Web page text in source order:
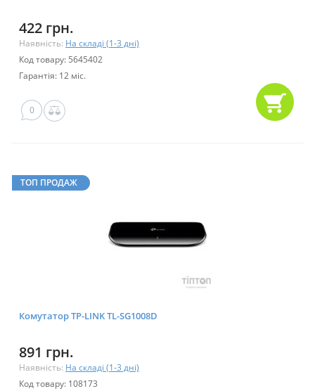
422 грн.
Наявність: На складі (1-3 дні)
Код товару: 5645402
Гарантія: 12 міс.
0
ТОП ПРОДАЖ
Комутатор TP-LINK TL-SG1008D
891 грн.
Наявність: На складі (1-3 дні)
Код товару: 108173